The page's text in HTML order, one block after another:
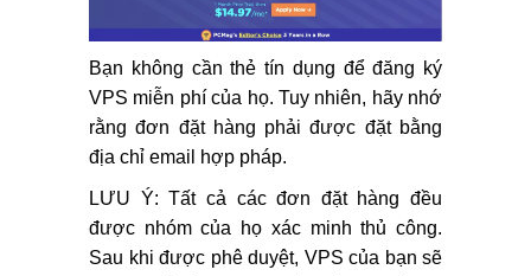
Bạn không cần thẻ tín dụng để đăng ký
VPS miễn phí của họ. Tuy nhiên, hãy nhớ
rằng đơn đặt hàng phải được đặt bằng
địa chỉ email hợp pháp.
LƯU Ý: Tất cả các đơn đặt hàng đều
được nhóm của họ xác minh thủ công.
Sau khi được phê duyệt, VPS của bạn sẽ